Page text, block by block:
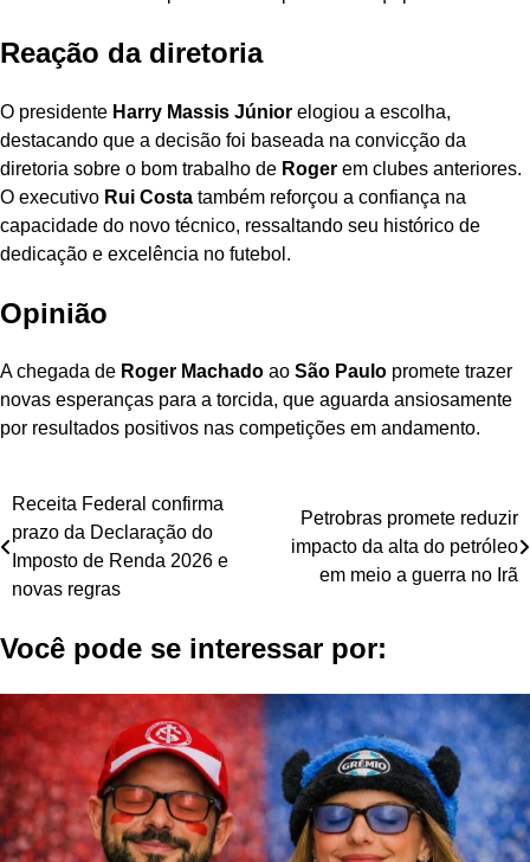
Reação da diretoria
O presidente Harry Massis Júnior elogiou a escolha,
destacando que a decisão foi baseada na convicção da
diretoria sobre o bom trabalho de Roger em clubes anteriores.
O executivo Rui Costa também reforçou a confiança na
capacidade do novo técnico, ressaltando seu histórico de
dedicação e excelência no futebol.
Opinião
A chegada de Roger Machado ao São Paulo promete trazer
novas esperanças para a torcida, que aguarda ansiosamente
por resultados positivos nas competições em andamento.
Navegação
de
Post
Receita Federal confirma
prazo da Declaração do
Imposto de Renda 2026 e
novas regras
Petrobras promete reduzir
impacto da alta do petróleo
em meio a guerra no Irã
Você pode se interessar por: